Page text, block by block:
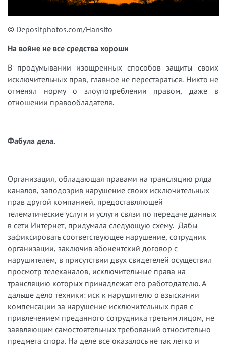
© Depositphotos.com/Hansito
На войне не все средства хороши
В продумывании изощренных способов защиты своих
исключительных прав, главное не перестараться. Никто не
отменял норму о злоупотреблении правом, даже в
отношении правообладателя.
Фабула дела.
Организация, обладающая правами на трансляцию ряда
каналов, заподозрив нарушение своих исключительных
прав другой компанией, предоставляющей
телематические услуги и услуги связи по передаче данных
в сети Интернет, придумала следующую схему. Дабы
зафиксировать соответствующее нарушение, сотрудник
организации, заключив абонентский договор с
нарушителем, в присутствии двух свидетелей осуществил
просмотр телеканалов, исключительные права на
трансляцию которых принадлежат его работодателю. А
дальше дело техники: иск к нарушителю о взыскании
компенсации за нарушение исключительных прав с
привлечением преданного сотрудника третьим лицом, не
заявляющим самостоятельных требований относительно
предмета спора. На деле все оказалось не так легко и